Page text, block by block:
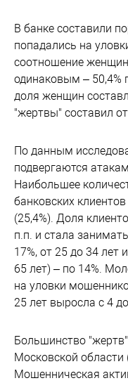
В банке составили
попадались на
соотношение
одинаковым – 50,4%
доля женщин
"жертвы" составил
По данным
подвергаются
Наибольшее
банковских
(25,4%). Доля
п.п. и стала
17%, от 25 до 34 лет
65 лет) – по 14%.
на уловки
25 лет выросла с 4 до
Большинство
Московской области
Мошенническая